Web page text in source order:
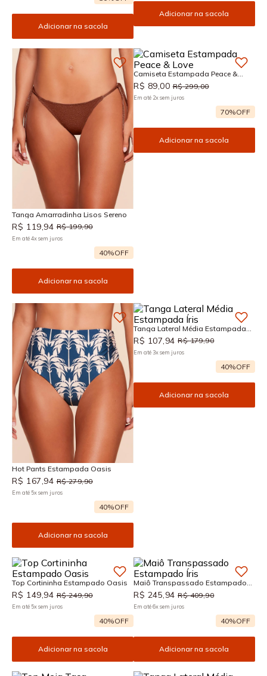
Adicionar na sacola
Adicionar na sacola
Tanga Amarradinha Lisos Sereno
R$ 119,94 R$ 199,90
Em até4xsem juros
40%OFF
Adicionar na sacola
Camiseta Estampada Peace &
Love
R$ 89,00 R$ 299,00
Em até 2xsem juros
70%OFF
Adicionar na sacola
Hot Pants Estampada Oasis
R$ 167,94 R$ 279,90
Em até 5xsem juros
40%OFF
Adicionar na sacola
Tanga Lateral Média Estampada
Íris
R$ 107,94 R$ 179,90
Em até 3xsem juros
40%OFF
Adicionar na sacola
Top Cortininha Estampado Oasis
R$ 149,94 R$ 249,90
Em até 5xsem juros
40%OFF
Adicionar na sacola
Maiô Transpassado Estampado
Íris
R$ 245,94 R$ 409,90
Em até6xsem juros
40%OFF
Adicionar na sacola